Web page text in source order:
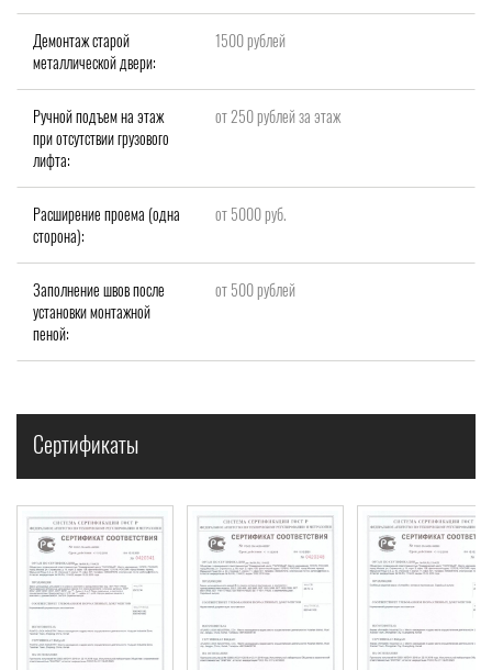
Демонтаж старой
металлической двери:
1500 рублей
Ручной подъем на этаж
при отсутствии грузового
лифта:
от 250 рублей за этаж
Расширение проема (одна
сторона):
от 5000 руб.
Заполнение швов после
установки монтажной
пеной:
от 500 рублей
Сертификаты